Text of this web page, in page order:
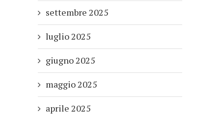
settembre 2025
luglio 2025
giugno 2025
maggio 2025
aprile 2025